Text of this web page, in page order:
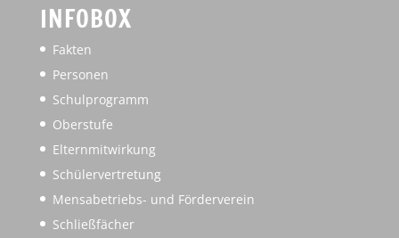
INFOBOX
Fakten
Personen
Schulprogramm
Oberstufe
Elternmitwirkung
Schülervertretung
Mensabetriebs- und Förderverein
Schließfächer